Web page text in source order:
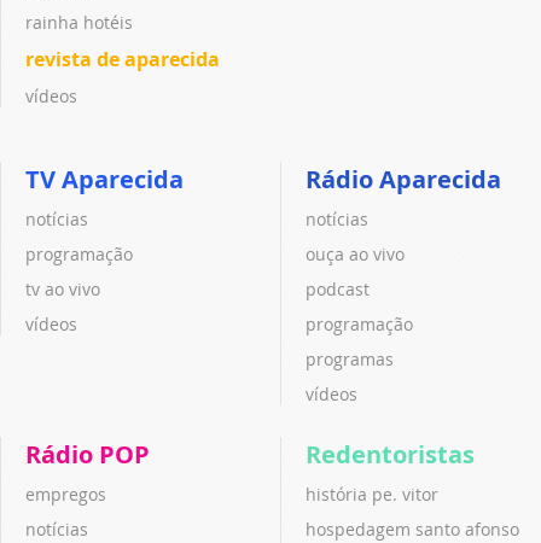
rainha hotéis
revista de aparecida
vídeos
TV Aparecida
notícias
programação
tv ao vivo
vídeos
Rádio Aparecida
notícias
ouça ao vivo
podcast
programação
programas
vídeos
Rádio POP
empregos
notícias
Redentoristas
história pe. vitor
hospedagem santo afonso